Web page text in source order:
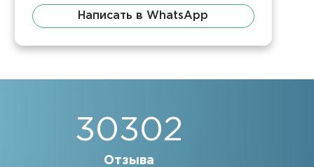
Написать в WhatsApp
30302
Отзыва